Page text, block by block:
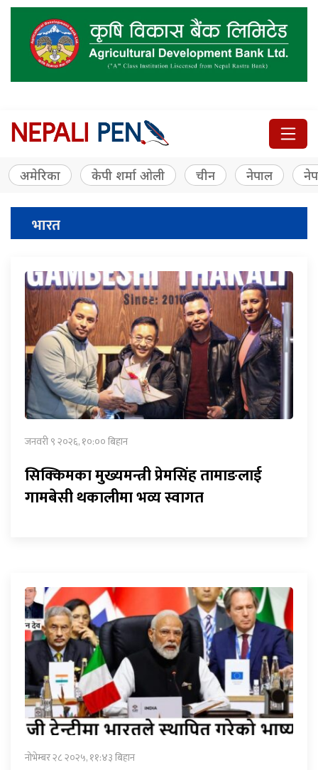
अमेरिका केपी शर्मा ओली चीन नेपाल
भारत
जनवरी ९ २०२६, १०:०० बिहान
सिक्किमका मुख्यमन्त्री प्रेमसिंह तामाङलाई
गामबेसी थकालीमा भव्य स्वागत
नोभेम्बर २८ २०२५, ११:४३ बिहान